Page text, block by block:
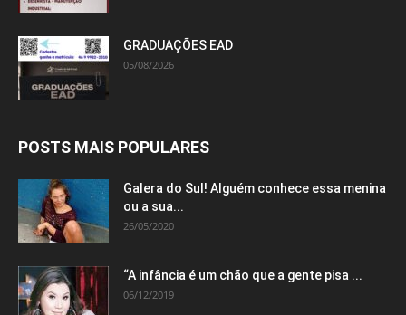
GRADUAÇÕES EAD
05/08/2026
POSTS MAIS POPULARES
Galera do Sul! Alguém conhece essa menina
ou a sua...
26/05/2020
“A infância é um chão que a gente pisa ...
06/12/2019